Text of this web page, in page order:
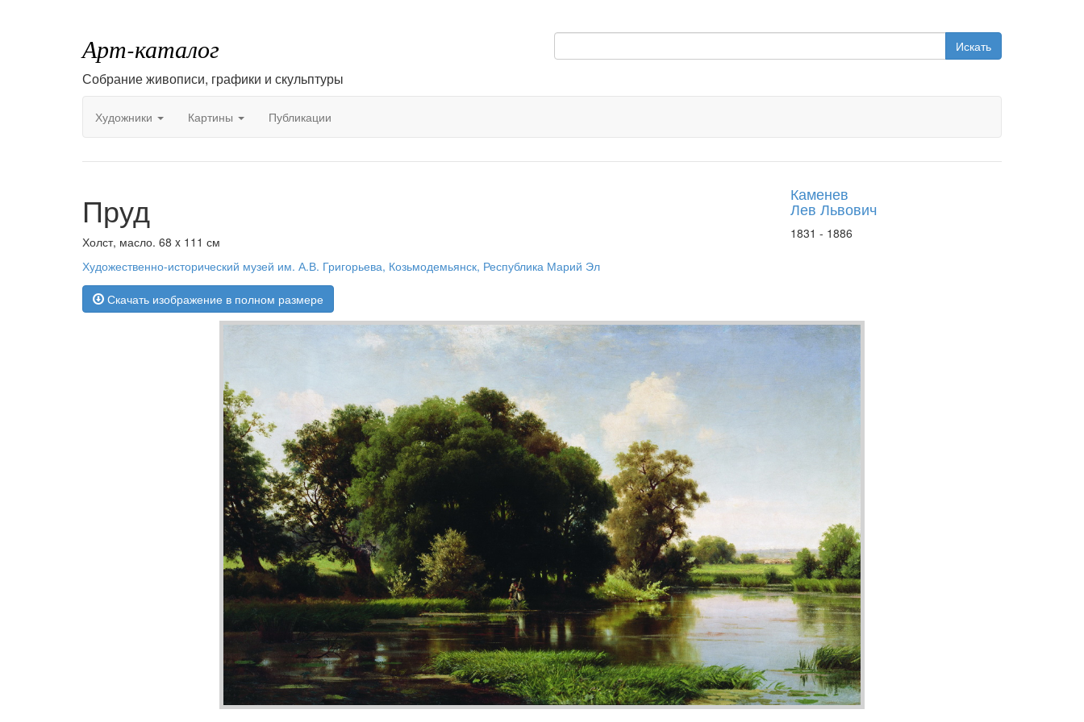
Арт-каталог
Собрание живописи, графики и скульптуры
Искать
Художники Картины Публикации
Пруд
Холст, масло. 68 x 111 см
Художественно-исторический музей им. А.В. Григорьева, Козьмодемьянск, Республика Марий Эл
Скачать изображение в полном размере
Каменев
Лев Львович
1831 - 1886